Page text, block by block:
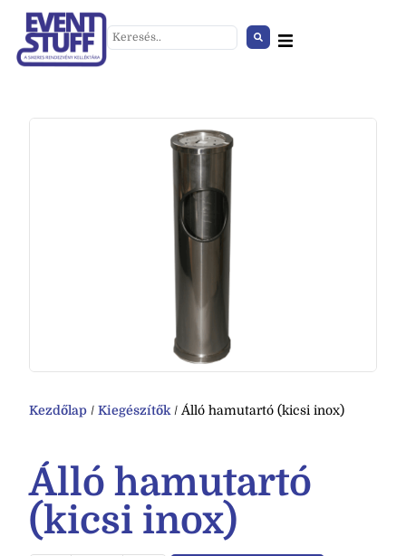
Kezdőlap / Kiegészítők / Álló hamutartó (kicsi inox)
Álló hamutartó
(kicsi inox)
Industrial asztal
HOZZÁAD